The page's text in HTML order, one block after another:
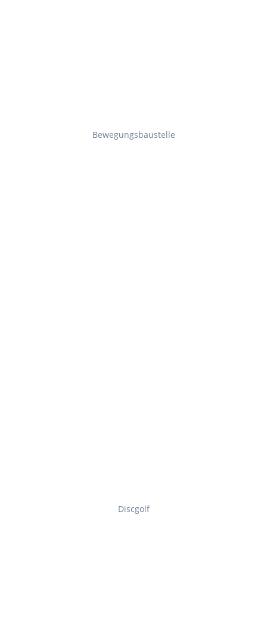
Bewegungsbaustelle
Discgolf